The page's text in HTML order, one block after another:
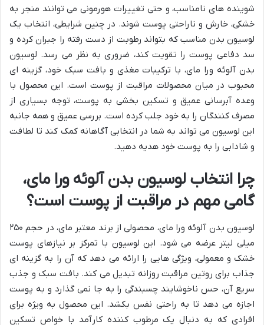
شوینده های نامناسب، و حتی تغییرات هورمونی می توانند منجر به
خشکی، خارش و ناراحتی پوست شوند. در چنین شرایطی، انتخاب یک
لوسیون بدن مناسب که بتواند رطوبت از دست رفته را جبران کرده و
سد دفاعی پوست را تقویت کند، ضروری به نظر می رسد. لوسیون
بدن آلوئه ورا مای، با ترکیبات مغذی و بافت سبک خود، گزینه ای
محبوب در میان محصولات مراقبت از پوست است. این محصول با
وعده آبرسانی عمیق و تسکین بخشی به پوست، توجه بسیاری از
مصرف کنندگان را به خود جلب کرده است. بررسی عمیق و همه جانبه
این لوسیون می تواند به شما در انتخابی آگاهانه کمک کند تا لطافت
و شادابی را به پوست خود هدیه دهید.
چرا انتخاب لوسیون بدن آلوئه ورا مای،
گامی مهم در مراقبت از پوست است؟
لوسیون بدن آلوئه ورا مای، محصولی از برند معتبر مای، در حجم ۲۵۰
میلی لیتر عرضه می شود. این لوسیون با تمرکز بر نیازهای پوست
خشک و معمولی، ویژگی هایی را ارائه می دهد که آن را به گزینه ای
جذاب برای روتین مراقبت روزانه تبدیل می کند. بافت سبک و جذب
سریع آن، حس ناخوشایند چسبندگی را به جا نمی گذارد و به پوست
اجازه می دهد تا به راحتی نفس بکشد. این محصول به ویژه برای
افرادی که به دنبال یک مرطوب کننده کارآمد با خواص تسکین